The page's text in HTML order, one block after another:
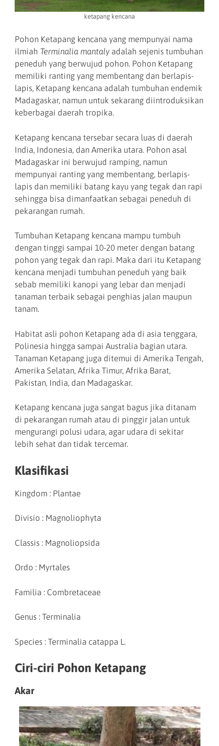
ketapang kencana
Pohon Ketapang kencana yang mempunyai nama
ilmiah Terminalia mantaly adalah sejenis tumbuhan
peneduh yang berwujud pohon. Pohon Ketapang
memiliki ranting yang membentang dan berlapis-
lapis, Ketapang kencana adalah tumbuhan endemik
Madagaskar, namun untuk sekarang diintroduksikan
keberbagai daerah tropika.
Ketapang kencana tersebar secara luas di daerah
India, Indonesia, dan Amerika utara. Pohon asal
Madagaskar ini berwujud ramping, namun
mempunyai ranting yang membentang, berlapis-
lapis dan memiliki batang kayu yang tegak dan rapi
sehingga bisa dimanfaatkan sebagai peneduh di
pekarangan rumah.
Tumbuhan Ketapang kencana mampu tumbuh
dengan tinggi sampai 10-20 meter dengan batang
pohon yang tegak dan rapi. Maka dari itu Ketapang
kencana menjadi tumbuhan peneduh yang baik
sebab memiliki kanopi yang lebar dan menjadi
tanaman terbaik sebagai penghias jalan maupun
tanam.
Habitat asli pohon Ketapang ada di asia tenggara,
Polinesia hingga sampai Australia bagian utara.
Tanaman Ketapang juga ditemui di Amerika Tengah,
Amerika Selatan, Afrika Timur, Afrika Barat,
Pakistan, India, dan Madagaskar.
Ketapang kencana juga sangat bagus jika ditanam
di pekarangan rumah atau di pinggir jalan untuk
mengurangi polusi udara, agar udara di sekitar
lebih sehat dan tidak tercemar.
Klasifikasi
Kingdom : Plantae
Divisio : Magnoliophyta
Classis : Magnoliopsida
Ordo : Myrtales
Familia : Combretaceae
Genus : Terminalia
Species : Terminalia catappa L.
Ciri-ciri Pohon Ketapang
Akar